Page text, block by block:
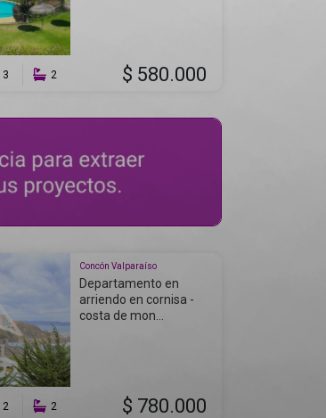
3 2 $ 580.000
Concón Valparaíso
Departamento en
arriendo en cornisa -
costa de mon...
2 2 $ 780.000